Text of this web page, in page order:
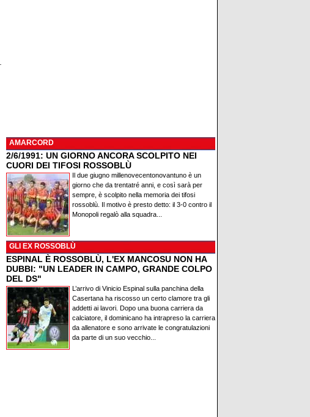
AMARCORD
2/6/1991: UN GIORNO ANCORA SCOLPITO NEI
CUORI DEI TIFOSI ROSSOBLÙ
Il due giugno millenovecentonovantuno è un
giorno che da trentatré anni, e così sarà per
sempre, è scolpito nella memoria dei tifosi
rossoblù. Il motivo è presto detto: il 3-0 contro il
Monopoli regalò alla squadra...
GLI EX ROSSOBLÙ
ESPINAL È ROSSOBLÙ, L'EX MANCOSU NON HA
DUBBI: "UN LEADER IN CAMPO, GRANDE COLPO
DEL DS"
L’arrivo di Vinicio Espinal sulla panchina della
Casertana ha riscosso un certo clamore tra gli
addetti ai lavori. Dopo una buona carriera da
calciatore, il dominicano ha intrapreso la carriera
da allenatore e sono arrivate le congratulazioni
da parte di un suo vecchio...